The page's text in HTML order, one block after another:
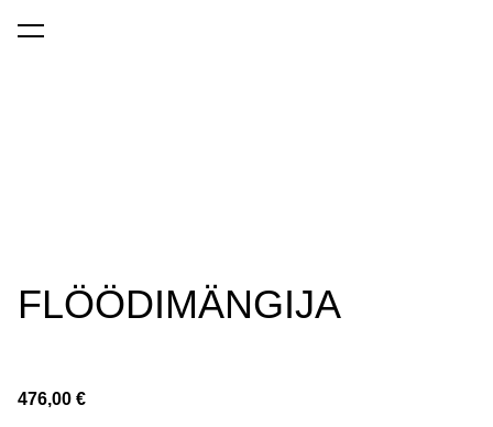
lisati ostukorvi.
FLÖÖDIMÄNGIJA
476,00 €